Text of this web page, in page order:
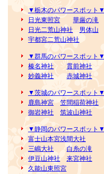
▼栃木のパワースポット▼
日光東照宮
華厳の滝
日光二荒山神社
男体山
宇都宮二荒山神社
▼群馬のパワースポット▼
榛名神社
貫前神社
妙義神社
赤城神社
▼茨城のパワースポット▼
鹿島神宮
笠間稲荷神社
御岩神社
筑波山神社
▼静岡のパワースポット▼
富士山本宮浅間大社
三嶋大社
白糸の滝
伊豆山神社
来宮神社
久能山東照宮